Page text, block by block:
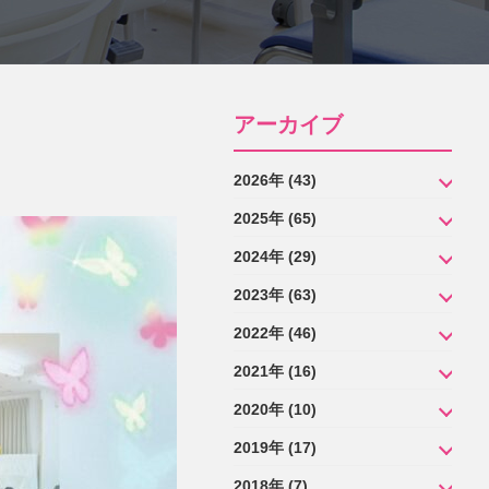
アーカイブ
2026年 (43)
8月 (1)
7月 (8)
6月 (9)
5月 (4)
4月 (10)
3月 (10)
1月 (1)
2025年 (65)
12月 (9)
11月 (8)
10月 (12)
9月 (6)
8月 (4)
7月 (5)
6月 (4)
2024年 (29)
12月 (2)
11月 (4)
10月 (2)
9月 (3)
8月 (2)
6月 (4)
2023年 (63)
12月 (5)
11月 (5)
10月 (3)
9月 (1)
8月 (6)
2022年 (46)
12月 (5)
11月 (8)
10月 (7)
9月 (7)
2021年 (16)
12月 (3)
11月 (4)
10月 (1)
2020年 (10)
12月 (1)
2019年 (17)